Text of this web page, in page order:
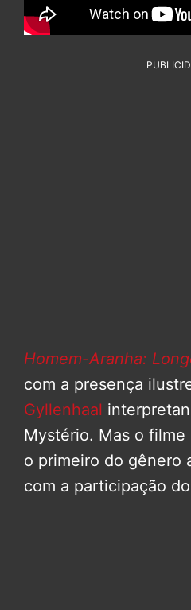
Homem-Aranha:
com a presença
Gyllenhaal
Mystério. Mas o
o primeiro do gênero
com a participação